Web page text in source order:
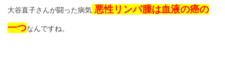
大谷直子さんが闘った病気 悪性リンパ腫は血液の癌の
一つなんですね。